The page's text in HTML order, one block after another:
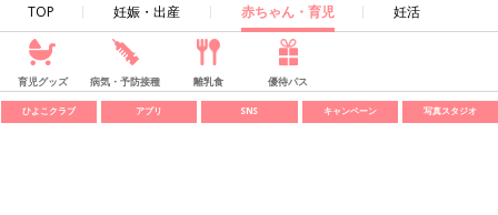
TOP 妊娠・出産 赤ちゃん・育児 妊活
育児グッズ 病気・予防接種 離乳食 優待パス
ひよこクラブ アプリ SNS キャンペーン 写真スタジオ